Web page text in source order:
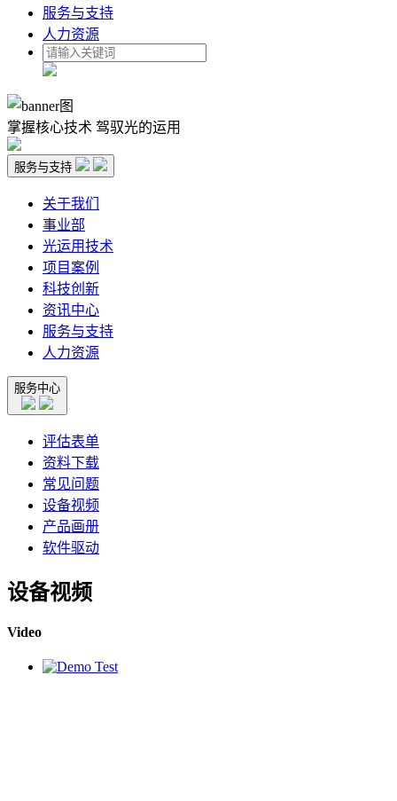
服务与支持
人力资源
掌握核心技术 驾驭光的运用
服务与支持
关于我们
事业部
光运用技术
项目案例
科技创新
资讯中心
服务与支持
人力资源
服务中心
评估表单
资料下载
常见问题
设备视频
产品画册
软件驱动
设备视频
Video